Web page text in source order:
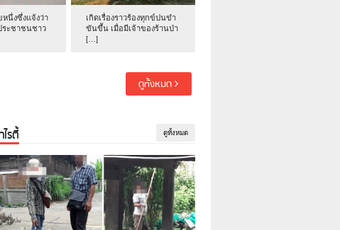
หนึ่งซึ่งแจ้งว่า
ระชาชนชาว
เกิดเรื่องราวร้องทุกข์ปนขำ
ขันขึ้น เมื่อมีเจ้าของร้านป่า
[…]
ดูทั้งหมด
ไรตี้ ดูทั้งหมด